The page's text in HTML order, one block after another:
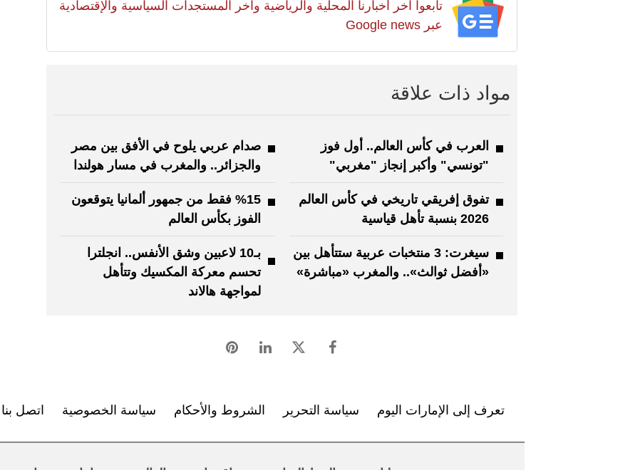
تابعوا آخر أخبارنا المحلية والرياضية وآخر المستجدات السياسية والإقتصادية
عبر Google news
مواد ذات علاقة
العرب في كأس العالم.. أول فوز
"تونسي" وأكبر إنجاز "مغربي"
صدام عربي يلوح في الأفق بين مصر
والجزائر.. والمغرب في مسار هولندا
تفوق إفريقي تاريخي في كأس العالم
2026 بنسبة تأهل قياسية
%15 فقط من جمهور ألمانيا يتوقعون
الفوز بكأس العالم
سيغرت: 3 منتخبات عربية ستتأهل بين
«أفضل ثوالث».. والمغرب «مباشرة»
بـ10 لاعبين وشق الأنفس.. انجلترا
تحسم معركة المكسيك وتتأهل
لمواجهة هالاند
تعرف إلى الإمارات اليوم سياسة التحرير الشروط والأحكام سياسة الخصوصية اتصل بنا